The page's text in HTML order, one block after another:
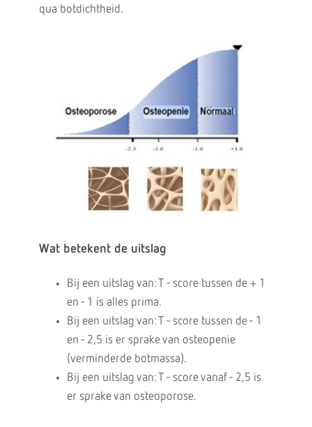
qua botdichtheid.
Wat betekent de uitslag
Bij een uitslag van: T - score tussen de + 1
en - 1 is alles prima.
Bij een uitslag van: T - score tussen de - 1
en - 2,5 is er sprake van osteopenie
(verminderde botmassa).
Bij een uitslag van: T - score vanaf - 2,5 is
er sprake van osteoporose.